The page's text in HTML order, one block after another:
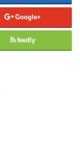
Google+
feedly